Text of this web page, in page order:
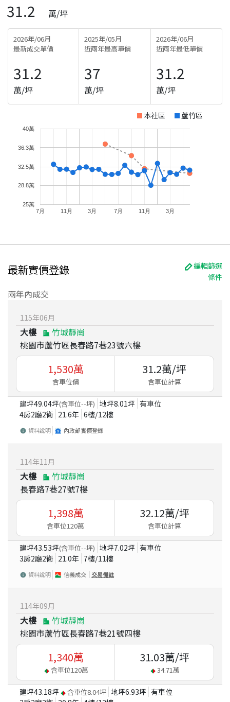
31.2 萬/坪
2026年/06月
最新成交單價
31.2
萬/坪
2025年/05月
近兩年最高單價
37
萬/坪
2026年/06月
近兩年最低單價
31.2
萬/坪
本社區 蘆竹區
7月 11月 3月 7月 11月 3月
25萬
28.8萬
32.5萬
36.3萬
40萬
最新實價登錄
編輯篩選
條件
兩年內成交
115年06月
大樓
竹城靜崗
桃園市蘆竹區長春路7巷23號六樓
1,530萬
含車位價
31.2萬/坪
含車位計算
建坪49.04坪(含車位--坪) 地坪8.01坪 有車位
4房2廳2衛 21.6年 6樓/12樓
資料說明 內政部實價登錄
114年11 月
大樓
竹城靜崗
長春路7巷27號7樓
1,398萬
含車位120萬
32.12萬/坪
含車位計算
建坪43.53坪(含車位--坪) 地坪7.02坪 有車位
3房2廳2衛 21.0年 7樓/11樓
資料說明 信義成交 交易備註
114年09月
大樓
竹城靜崗
桃園市蘆竹區長春路7巷21號四樓
1,340萬
含車位120萬
31.03萬/坪
34.71萬
建坪43.18坪 含車位8.04坪 地坪6.93坪 有車位